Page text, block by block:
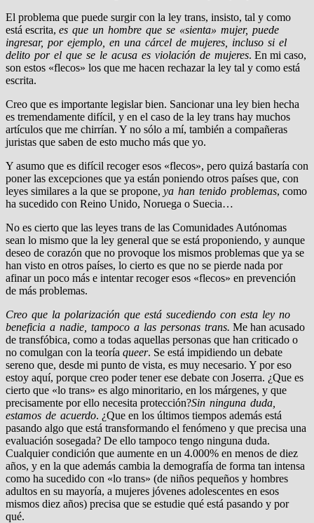
El problema que puede surgir con la ley trans, insisto, tal y como
está escrita, es que un hombre que se «sienta» mujer, puede
ingresar, por ejemplo, en una cárcel de mujeres, incluso si el
delito por el que se le acusa es violación de mujeres. En mi caso,
son estos «flecos» los que me hacen rechazar la ley tal y como está
escrita.
Creo que es importante legislar bien. Sancionar una ley bien hecha
es tremendamente difícil, y en el caso de la ley trans hay muchos
artículos que me chirrían. Y no sólo a mí, también a compañeras
juristas que saben de esto mucho más que yo.
Y asumo que es difícil recoger esos «flecos», pero quizá bastaría con
poner las excepciones que ya están poniendo otros países que, con
leyes similares a la que se propone, ya han tenido problemas, como
ha sucedido con Reino Unido, Noruega o Suecia…
No es cierto que las leyes trans de las Comunidades Autónomas
sean lo mismo que la ley general que se está proponiendo, y aunque
deseo de corazón que no provoque los mismos problemas que ya se
han visto en otros países, lo cierto es que no se pierde nada por
afinar un poco más e intentar recoger esos «flecos» en prevención
de más problemas.
Creo que la polarización que está sucediendo con esta ley no
beneficia a nadie, tampoco a las personas trans. Me han acusado
de transfóbica, como a todas aquellas personas que han criticado o
no comulgan con la teoría queer. Se está impidiendo un debate
sereno que, desde mi punto de vista, es muy necesario. Y por eso
estoy aquí, porque creo poder tener ese debate con Joserra. ¿Que es
cierto que «lo trans» es algo minoritario, en los márgenes, y que
precisamente por ello necesita protección?Sin ninguna duda,
estamos de acuerdo. ¿Que en los últimos tiempos además está
pasando algo que está transformando el fenómeno y que precisa una
evaluación sosegada? De ello tampoco tengo ninguna duda.
Cualquier condición que aumente en un 4.000% en menos de diez
años, y en la que además cambia la demografía de forma tan intensa
como ha sucedido con «lo trans» (de niños pequeños y hombres
adultos en su mayoría, a mujeres jóvenes adolescentes en esos
mismos diez años) precisa que se estudie qué está pasando y por
qué.